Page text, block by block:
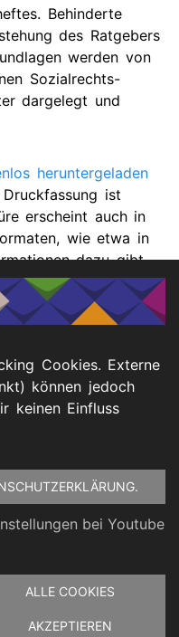
Behinderte
des Ratgebers
werden von
Sozialrechts-
dargelegt und
heruntergeladen
ist
erscheint auch in
wie etwa in
dazu gibt
de/node/3083 .
Cookies. Externe
können jedoch
keinen Einfluss
bei Youtube
ALLE COOKIES
AKZEPTIEREN